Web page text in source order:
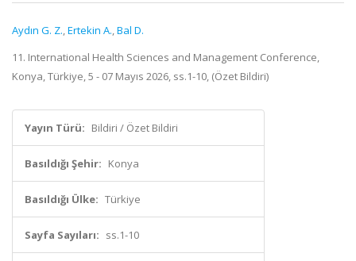
Aydın G. Z.,Ertekin A.,Bal D.
11. International Health Sciences and Management Conference,
Konya, Türkiye, 5 - 07 Mayıs 2026, ss.1-10, (Özet Bildiri)
Yayın Türü: Bildiri / Özet Bildiri
Basıldığı Şehir: Konya
Basıldığı Ülke: Türkiye
Sayfa Sayıları: ss.1-10